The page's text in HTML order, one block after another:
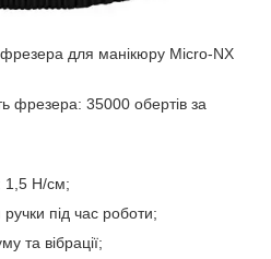
фрезера для манікюру Micro-NX
фрезера: 35000 обертів за
1,5 Н/см;
під час роботи;
та вібрації;